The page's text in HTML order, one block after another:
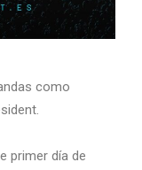
como
primer día de